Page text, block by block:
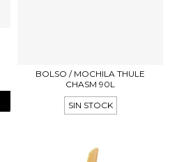
BOLSO / MOCHILA THULE
CHASM 90L
SIN STOCK